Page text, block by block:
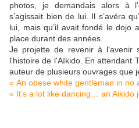
photos, je demandais alors à
s’agissait bien de lui. Il s’avéra
lui, mais qu’il avait fondé le dojo
place durant des années.
Je projette de revenir à l'avenir
l'histoire de l'Aïkido. En attendant
auteur de plusieurs ouvrages que
« An obese white gentleman in no
« It’s a lot like dancing… an Aikido